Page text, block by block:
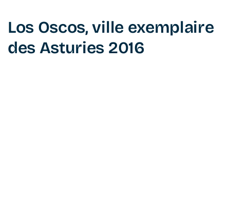
Los Oscos, ville exemplaire
des Asturies 2016